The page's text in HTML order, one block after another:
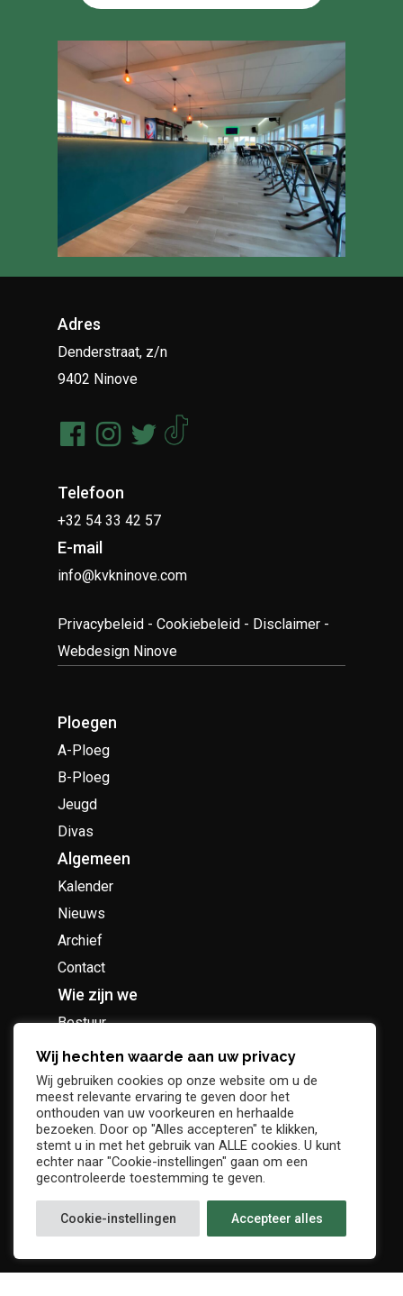
Adres
Denderstraat, z/n
9402 Ninove
Telefoon
+32 54 33 42 57
E-mail
info@kvkninove.com
Privacybeleid -Cookiebeleid - Disclaimer -
Webdesign Ninove
Ploegen
A-Ploeg
B-Ploeg
Jeugd
Divas
Algemeen
Kalender
Nieuws
Archief
Contact
Wie zijn we
Bestuur
Geschiedenis
Supportersclub
Socio Business Club
Wij hechten waarde aan uw privacy
Wij gebruiken cookies op onze website om u de
meest relevante ervaring te geven door het
onthouden van uw voorkeuren en herhaalde
bezoeken. Door op "Alles accepteren" te klikken,
stemt u in met het gebruik van ALLE cookies. U kunt
echter naar "Cookie-instellingen" gaan om een
gecontroleerde toestemming te geven.
Cookie-instellingen Accepteer alles